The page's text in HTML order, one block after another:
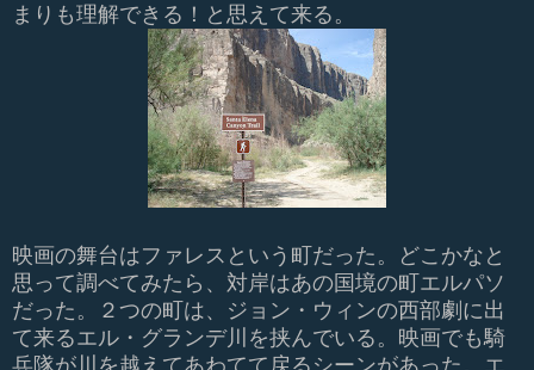
まりも理解できる！と思えて来る。
映画の舞台はファレスという町だった。どこかなと
思って調べてみたら、対岸はあの国境の町エルパソ
だった。２つの町は、ジョン・ウィンの西部劇に出
て来るエル・グランデ川を挟んでいる。映画でも騎
兵隊が川を越えてあわてて戻るシーンがあった。エ